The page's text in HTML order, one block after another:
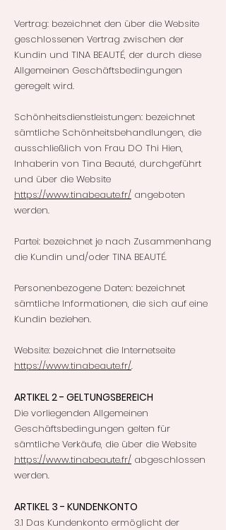
Vertrag: bezeichnet den über die Website
geschlossenen Vertrag zwischen der
Kundin und TINA BEAUTÉ, der durch diese
Allgemeinen Geschäftsbedingungen
geregelt wird.
Schönheitsdienstleistungen: bezeichnet
sämtliche Schönheitsbehandlungen, die
ausschließlich von Frau DO Thi Hien,
Inhaberin von Tina Beauté, durchgeführt
und über die Website
https://www.tinabeaute.fr/ angeboten
werden.
Partei: bezeichnet je nach Zusammenhang
die Kundin und/oder TINA BEAUTÉ.
Personenbezogene Daten: bezeichnet
sämtliche Informationen, die sich auf eine
Kundin beziehen.
Website: bezeichnet die Internetseite
https://www.tinabeaute.fr/.
ARTIKEL 2 - GELTUNGSBEREICH
Die vorliegenden Allgemeinen
Geschäftsbedingungen gelten für
sämtliche Verkäufe, die über die Website
https://www.tinabeaute.fr/ abgeschlossen
werden.
ARTIKEL 3 - KUNDENKONTO
3.1 Das Kundenkonto ermöglicht der